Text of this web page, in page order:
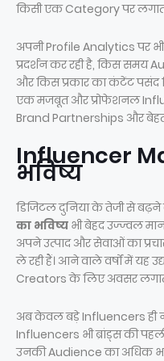
किसी एक Category पर
अपनी Profile Analytics पर
प्रदर्शन कर रही है, किस समय
और किस प्रकार का कंटेंट पसंद
एक मजबूत और प्रोफेशनल
Brand Partnerships और
Influencer
भविष्य
डिजिटल दुनिया के तेजी से
का भविष्य भी बेहद उज्ज्वल
अपने उत्पाद और सेवाओं का
ले रही हैं। आने वाले वर्षों में यह
Creators के लिए अवसर
अब केवल बड़े Influencers ही
Influencers भी ब्रांड्स की
उनकी Audience का अधिक